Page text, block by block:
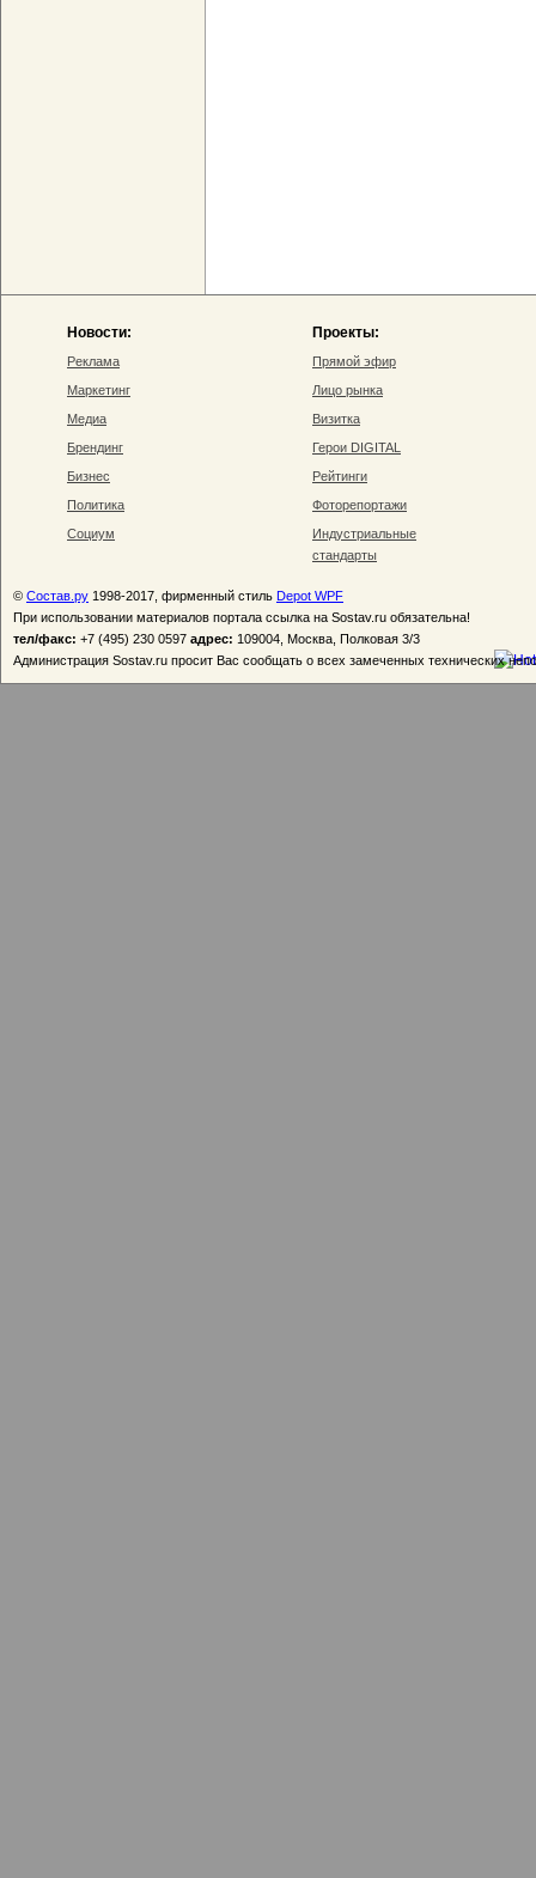
Новости:
Реклама
Маркетинг
Медиа
Брендинг
Бизнес
Политика
Социум
Проекты:
Прямой эфир
Лицо рынка
Визитка
Герои DIGITAL
Рейтинги
Фоторепортажи
Индустриальные
стандарты
© Состав.ру 1998-2017, фирменный стиль Depot WPF
При использовании материалов портала ссылка на Sostav.ru обязательна!
тел/факс: +7 (495) 230 0597 адрес: 109004, Москва, Полковая 3/3
Администрация Sostav.ru просит Вас сообщать о всех замеченных технических